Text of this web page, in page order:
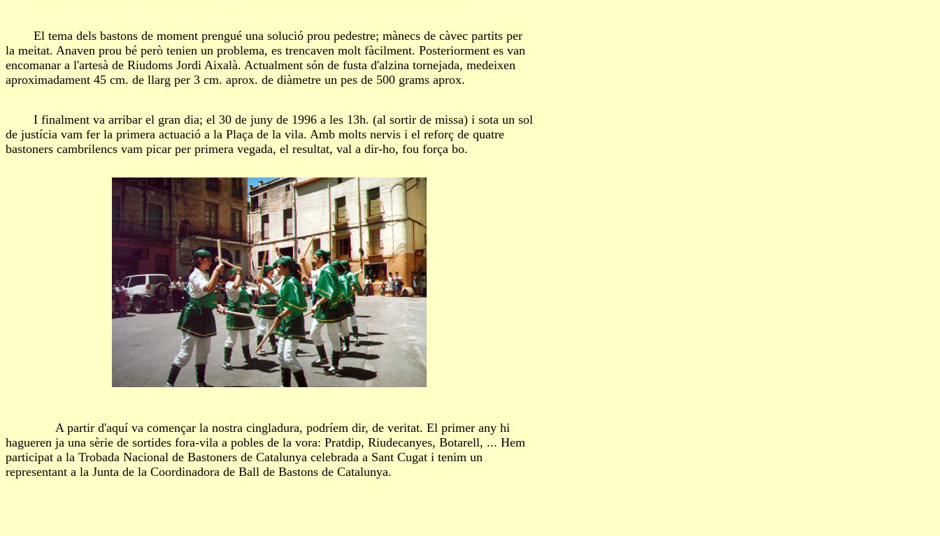
El tema dels bastons de moment prengué una solució prou pedestre; mànecs de càvec partits per
la meitat. Anaven prou bé però tenien un problema, es trencaven molt fàcilment. Posteriorment es van
encomanar a l'artesà de Riudoms Jordi Aixalà. Actualment són de fusta d'alzina tornejada, medeixen
aproximadament 45 cm. de llarg per 3 cm. aprox. de diàmetre un pes de 500 grams aprox.
I finalment va arribar el gran dia; el 30 de juny de 1996 a les 13h. (al sortir de missa) i sota un sol
de justícia vam fer la primera actuació a la Plaça de la vila. Amb molts nervis i el reforç de quatre
bastoners cambrilencs vam picar per primera vegada, el resultat, val a dir-ho, fou força bo.
A partir d'aquí va començar la nostra cingladura, podríem dir, de veritat. El primer any hi
hagueren ja una sèrie de sortides fora-vila a pobles de la vora: Pratdip, Riudecanyes, Botarell, ... Hem
participat a la Trobada Nacional de Bastoners de Catalunya celebrada a Sant Cugat i tenim un
representant a la Junta de la Coordinadora de Ball de Bastons de Catalunya.